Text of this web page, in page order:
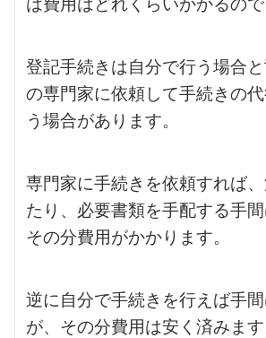
は費用はどれくらいかかるの
登記手続きは自分で行う場合
の専門家に依頼して手続きの
う場合があります。
専門家に手続きを依頼すれば
たり、必要書類を手配する手
その分費用がかかります。
逆に自分で手続きを行えば手
が、その分費用は安く済みます